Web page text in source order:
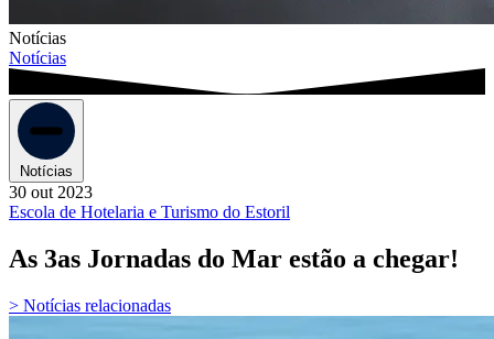
Notícias
Notícias
Notícias
30 out 2023
Escola de Hotelaria e Turismo do Estoril
As 3as Jornadas do Mar estão a chegar!
> Notícias relacionadas